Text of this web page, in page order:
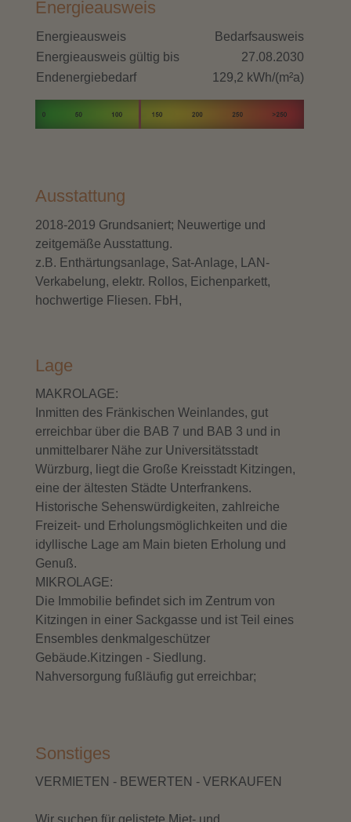
Energieausweis
Energieausweis
Bedarfsausweis
Energieausweis gültig bis
27.08.2030
Endenergiebedarf
129,2 kWh/(m²a)
Ausstattung
2018-2019 Grundsaniert; Neuwertige und
zeitgemäße Ausstattung.
z.B. Enthärtungsanlage, Sat-Anlage, LAN-
Verkabelung, elektr. Rollos, Eichenparkett,
hochwertige Fliesen. FbH,
Lage
MAKROLAGE:
Inmitten des Fränkischen Weinlandes, gut
erreichbar über die BAB 7 und BAB 3 und in
unmittelbarer Nähe zur Universitätsstadt
Würzburg, liegt die Große Kreisstadt Kitzingen,
eine der ältesten Städte Unterfrankens.
Historische Sehenswürdigkeiten, zahlreiche
Freizeit- und Erholungsmöglichkeiten und die
idyllische Lage am Main bieten Erholung und
Genuß.
MIKROLAGE:
Die Immobilie befindet sich im Zentrum von
Kitzingen in einer Sackgasse und ist Teil eines
Ensembles denkmalgeschützer
Gebäude.Kitzingen - Siedlung.
Nahversorgung fußläufig gut erreichbar;
Sonstiges
VERMIETEN - BEWERTEN - VERKAUFEN
Wir suchen für gelistete Miet- und